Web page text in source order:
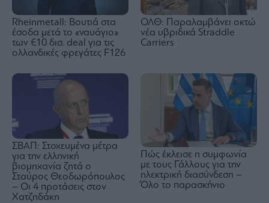
Rheinmetall: Βουτιά στα
έσοδα μετά το «ναυάγιο»
των €10 δισ. deal για τις
ολλανδικές φρεγάτες F126
ΟΛΘ: Παραλαμβάνει οκτώ
νέα υβριδικά Straddle
Carriers
ΣΒΑΠ: Στοχευμένα μέτρα
για την ελληνική
βιομηχανία ζητά ο
Σταύρος Θεοδωρόπουλος
– Οι 4 προτάσεις στον
Χατζηδάκη
Πώς έκλεισε η συμφωνία
με τους Γάλλους για την
ηλεκτρική διασύνδεση –
Όλο το παρασκήνιο